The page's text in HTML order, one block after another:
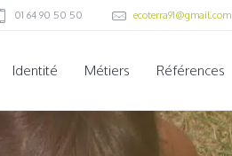
01 64 90 50 50 ecoterra91@gmail.com
Identité Métiers Références